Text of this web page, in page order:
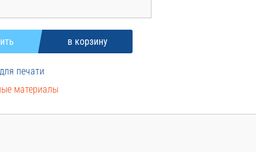
печати
материалы